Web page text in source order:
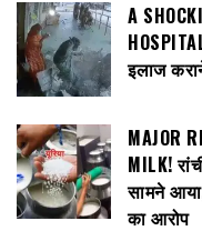
A
इलाज
MAJOR
MILK!
सामने
का आरोप